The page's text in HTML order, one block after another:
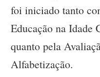
foi iniciado tanto
Educação na Idade
quanto pela
Alfabetização.